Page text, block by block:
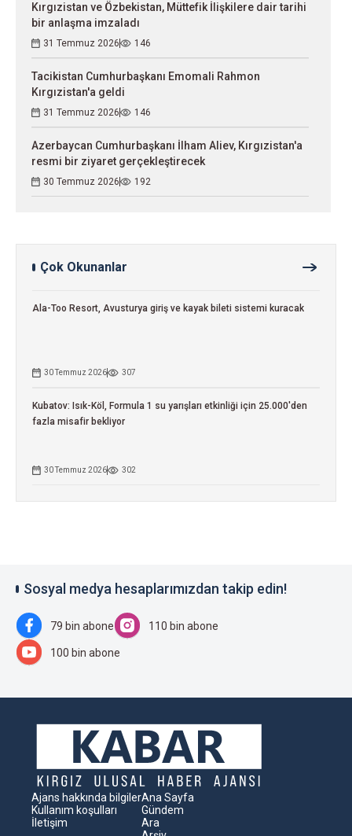
Kırgızistan ve Özbekistan, Müttefik İlişkilere dair tarihi
bir anlaşma imzaladı
31 Temmuz 2026 146
Tacikistan Cumhurbaşkanı Emomali Rahmon
Kırgızistan'a geldi
31 Temmuz 2026 146
Azerbaycan Cumhurbaşkanı İlham Aliev, Kırgızistan'a
resmi bir ziyaret gerçekleştirecek
30 Temmuz 2026 192
Çok Okunanlar
Ala-Too Resort, Avusturya giriş ve kayak bileti sistemi kuracak
30 Temmuz 2026 307
Kubatov: Isık-Köl, Formula 1 su yarışları etkinliği için 25.000'den
fazla misafir bekliyor
30 Temmuz 2026 302
Sosyal medya hesaplarımızdan takip edin!
79 bin abone 110 bin abone
100 bin abone
Ajans hakkında bilgiler
Kullanım koşulları
İletişim
Ana Sayfa
Gündem
Ara